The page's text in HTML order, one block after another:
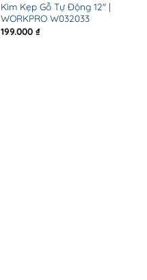
Kìm Kẹp Gỗ Tự Động 12″ |
WORKPRO W032033
199.000 ₫